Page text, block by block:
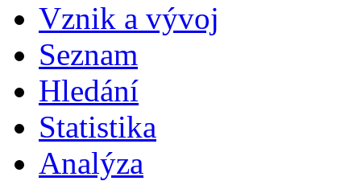
Vznik a vývoj
Seznam
Hledání
Statistika
Analýza